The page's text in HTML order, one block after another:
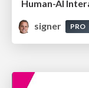
signer
PRO